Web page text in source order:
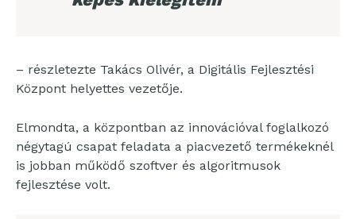
– részletezte Takács Olivér, a Digitális Fejlesztési
Központ helyettes vezetője.
Elmondta, a központban az innovációval foglalkozó
négytagú csapat feladata a piacvezető termékeknél
is jobban működő szoftver és algoritmusok
fejlesztése volt.